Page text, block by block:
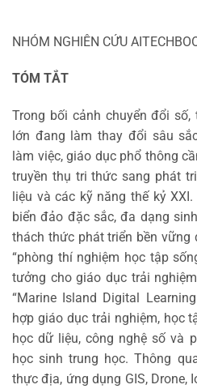
NHÓM NGHIÊN CỨU
TÓM TẮT
Trong bối cảnh chuyển đổi
lớn đang làm thay đổi sâu
làm việc, giáo dục phổ thông
truyền thụ tri thức sang phát
liệu và các kỹ năng thế kỷ
biển đảo đặc sắc, đa dạng
thách thức phát triển bền
“phòng thí nghiệm học tập
tưởng cho giáo dục trải
“Marine Island Digital
hợp giáo dục trải nghiệm, học
học dữ liệu, công nghệ số và
học sinh trung học. Thông
thực địa, ứng dụng GIS, Drone,